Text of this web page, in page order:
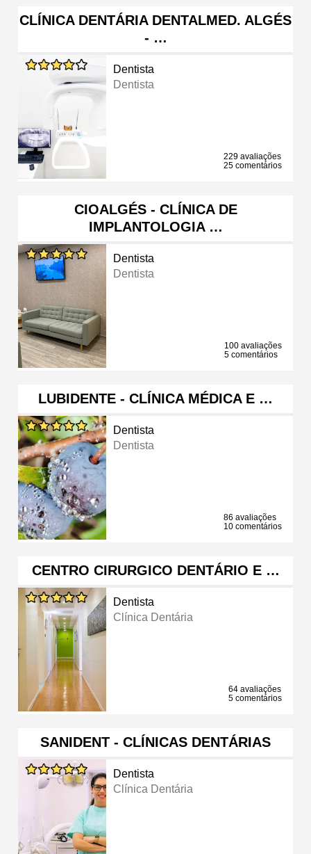
CLÍNICA DENTÁRIA DENTALMED. ALGÉS
- …
Dentista
Dentista
229 avaliações
25 comentários
CIOALGÉS - CLÍNICA DE
IMPLANTOLOGIA …
Dentista
Dentista
100 avaliações
5 comentários
LUBIDENTE - CLÍNICA MÉDICA E …
Dentista
Dentista
86 avaliações
10 comentários
CENTRO CIRURGICO DENTÁRIO E …
Dentista
Clínica Dentária
64 avaliações
5 comentários
SANIDENT - CLÍNICAS DENTÁRIAS
Dentista
Clínica Dentária